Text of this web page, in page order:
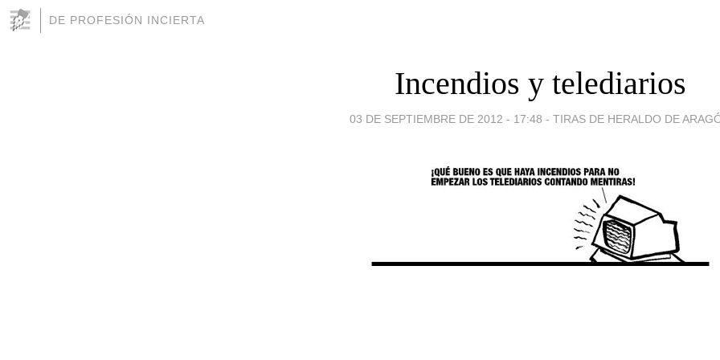
DE PROFESIÓN INCIERTA
Incendios y telediarios
03 DE SEPTIEMBRE DE 2012 - 17:48 - TIRAS DE HERALDO DE